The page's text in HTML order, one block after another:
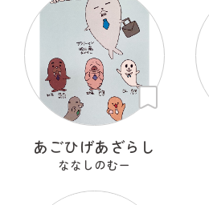
あごひげあざらし
ななしのむー